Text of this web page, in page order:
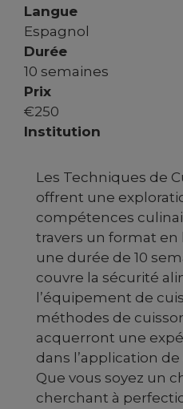
Langue
Espagnol
Durée
10 semaines
Prix
€250
Institution
Les Techniques de
offrent une
compétences
travers un format en
une durée de 10
couvre la sécurité
l’équipement de
méthodes de
acquerront une
dans l’application
Que vous soyez un
cherchant à